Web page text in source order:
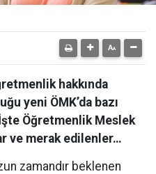
hakkında
yeni ÖMK’da bazı
Öğretmenlik Meslek
ve merak edilenler…
zamandır beklenen